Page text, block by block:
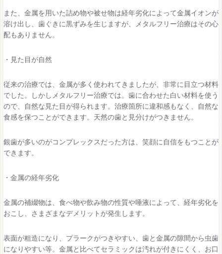
また、金属を用いた詰め物や被せ物は経年劣化によって金属イオンが
溶け出し、歯ぐきに黒ずみを生じますが、メタルフリー治療はその心
配もありません。
・見た目が自然
従来の治療では、金属が多く使われてきましたが、非常に目立つ材料
でした。しかしメタルフリー治療では。歯に合わせた白い材料を使う
ので、自然な見た目が得られます。治療箇所に違和感もなく、自然な
食感を保つことができます。天然の歯と見分けがつきません。
銀歯が多いのがコンプレックスだった方は、笑顔に自信をもつことが
できます。
・金属の経年劣化
金属の補綴物は、食べ物や飲み物の性質や唾液によって、経年劣化を
おこし、さまざまなデメリットが発生します。
表面が粗造になり、プラークがつきやすい、歯と金属の隙間から虫歯
になりやすい等。金属と比べてセラミックは汚れが付きにくく、お口